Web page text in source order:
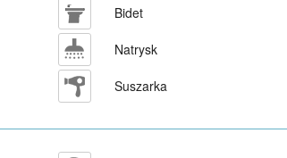
Bidet
Natrysk
Suszarka